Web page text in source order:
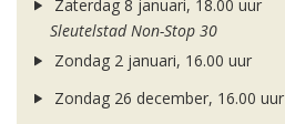
Zaterdag 8 januari, 18.00 uur
Sleutelstad Non-Stop 30
Zondag 2 januari, 16.00 uur
Zondag 26 december, 16.00 uur